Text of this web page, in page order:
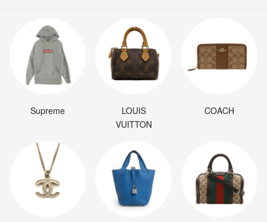
Supreme
LOUIS
VUITTON
COACH